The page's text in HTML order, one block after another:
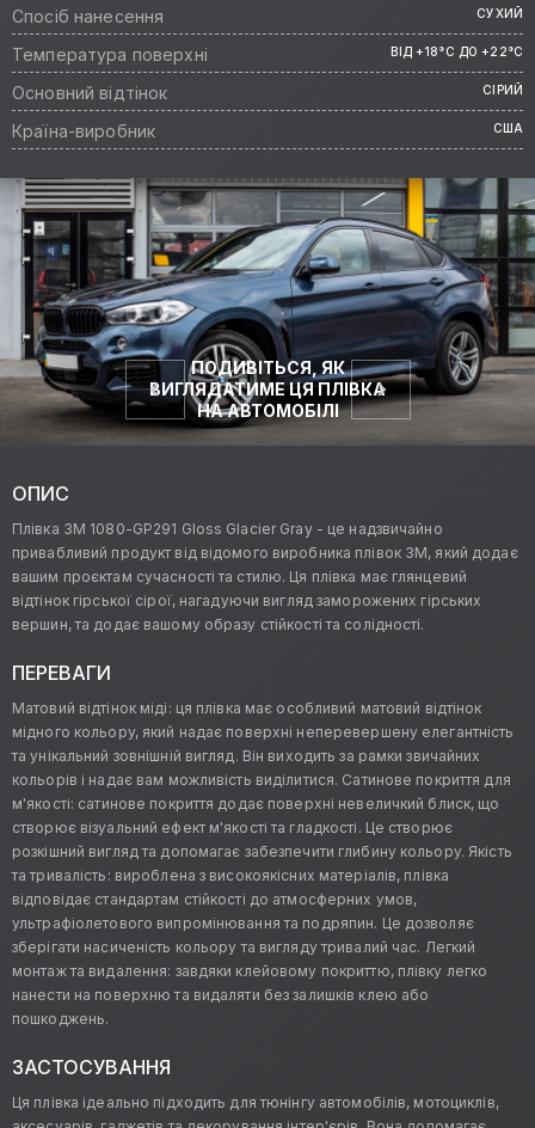
Спосіб нанесення СУХИЙ
Температура поверхні ВІД +18°C ДО +22°C
Основний відтінок СІРИЙ
Країна-виробник США
ПОДИВІТЬСЯ, ЯК
ВИГЛЯДАТИМЕ ЦЯ ПЛІВКА
НА АВТОМОБІЛІ
ОПИС
Плівка 3M 1080-GP291 Gloss Glacier Gray - це надзвичайно
привабливий продукт від відомого виробника плівок 3M, який додає
вашим проєктам сучасності та стилю. Ця плівка має глянцевий
відтінок гірської сірої, нагадуючи вигляд заморожених гірських
вершин, та додає вашому образу стійкості та солідності.
ПЕРЕВАГИ
Матовий відтінок міді: ця плівка має особливий матовий відтінок
мідного кольору, який надає поверхні неперевершену елегантність
та унікальний зовнішній вигляд. Він виходить за рамки звичайних
кольорів і надає вам можливість виділитися. Сатинове покриття для
м'якості: сатинове покриття додає поверхні невеличкий блиск, що
створює візуальний ефект м'якості та гладкості. Це створює
розкішний вигляд та допомагає забезпечити глибину кольору. Якість
та тривалість: вироблена з високоякісних матеріалів, плівка
відповідає стандартам стійкості до атмосферних умов,
ультрафіолетового випромінювання та подряпин. Це дозволяє
зберігати насиченість кольору та вигляду тривалий час. Легкий
монтаж та видалення: завдяки клейовому покриттю, плівку легко
нанести на поверхню та видаляти без залишків клею або
пошкоджень.
ЗАСТОСУВАННЯ
Ця плівка ідеально підходить для тюнінгу автомобілів, мотоциклів,